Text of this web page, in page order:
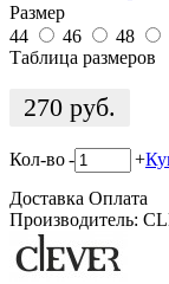
Размер
44
46 48
Таблица размеров
270 руб.
Кол-во- +
Доставка Оплата
Производитель: